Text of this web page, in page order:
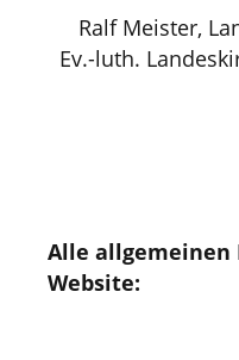
Ralf Meister,
Ev.-luth.
Alle allgemeinen
Website: